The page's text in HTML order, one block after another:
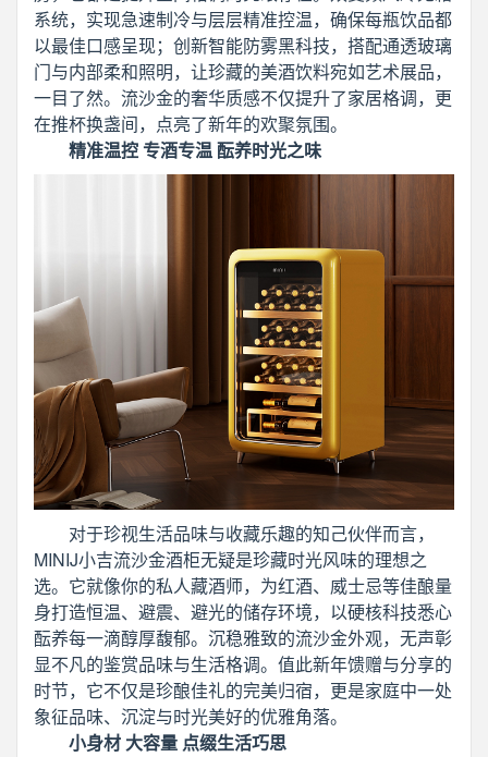
系统，实现急速制冷与层层精准控温，确保每瓶饮品都
以最佳口感呈现；创新智能防雾黑科技，搭配通透玻璃
门与内部柔和照明，让珍藏的美酒饮料宛如艺术展品，
一目了然。流沙金的奢华质感不仅提升了家居格调，更
在推杯换盏间，点亮了新年的欢聚氛围。
精准温控 专酒专温 酝养时光之味
对于珍视生活品味与收藏乐趣的知己伙伴而言，
MINIJ小吉流沙金酒柜无疑是珍藏时光风味的理想之
选。它就像你的私人藏酒师，为红酒、威士忌等佳酿量
身打造恒温、避震、避光的储存环境，以硬核科技悉心
酝养每一滴醇厚馥郁。沉稳雅致的流沙金外观，无声彰
显不凡的鉴赏品味与生活格调。值此新年馈赠与分享的
时节，它不仅是珍酿佳礼的完美归宿，更是家庭中一处
象征品味、沉淀与时光美好的优雅角落。
小身材 大容量 点缀生活巧思